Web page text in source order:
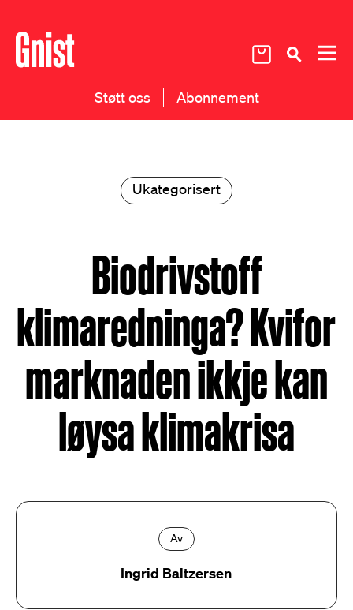
Støtt oss Abonnement
Ukategorisert
Biodrivstoff
klimaredninga? Kvifor
marknaden ikkje kan
løysa klimakrisa
Av
Ingrid Baltzersen